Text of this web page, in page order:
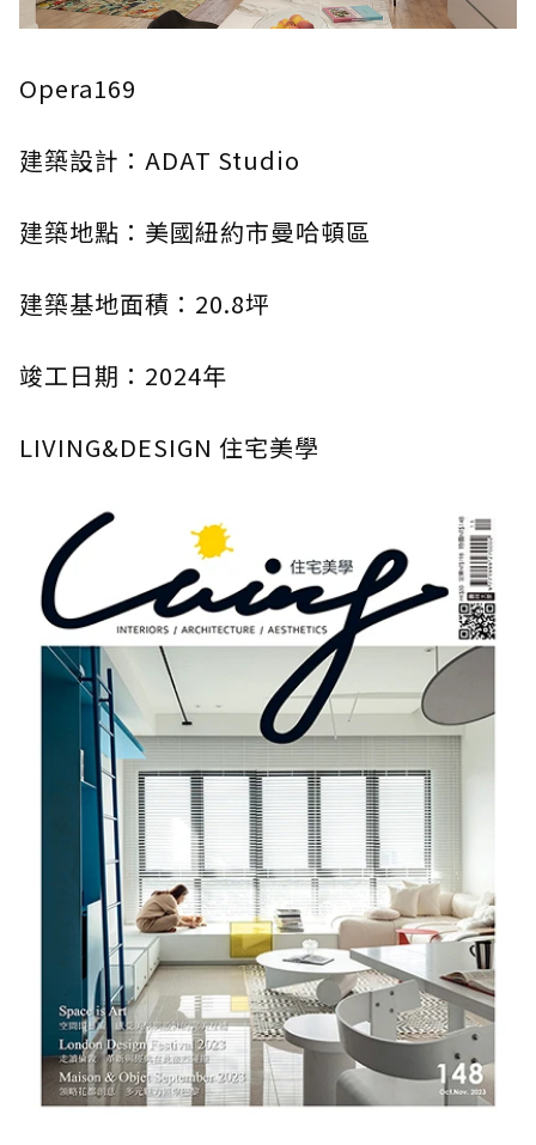
Opera169
建築設計：ADAT Studio
建築地點：美國紐約市曼哈頓區
建築基地面積：20.8坪
竣工日期：2024年
LIVING&DESIGN 住宅美學